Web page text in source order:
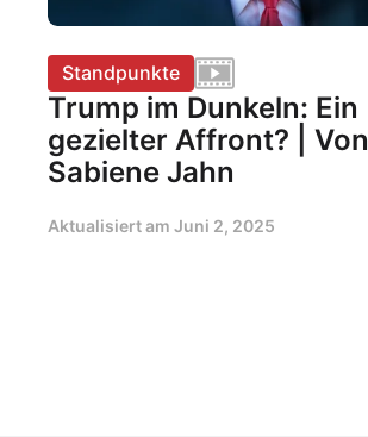
Standpunkte
Trump im Dunkeln: Ein
gezielter Affront? | Von
Sabiene Jahn
Aktualisiert am Juni 2, 2025